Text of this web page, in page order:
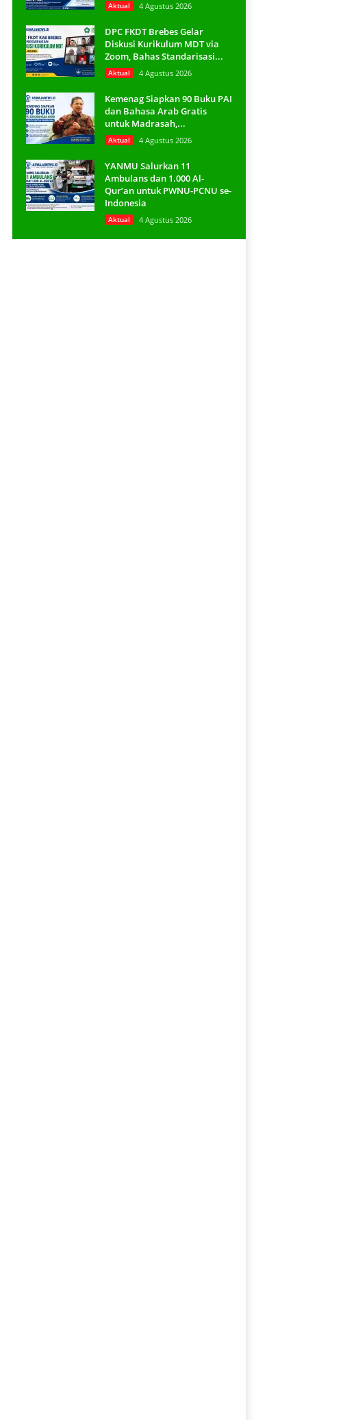
Aktual 4 Agustus 2026
DPC FKDT Brebes Gelar
Diskusi Kurikulum MDT via
Zoom, Bahas Standarisasi...
Aktual 4 Agustus 2026
Kemenag Siapkan 90 Buku PAI
dan Bahasa Arab Gratis
untuk Madrasah,...
Aktual 4 Agustus 2026
YANMU Salurkan 11
Ambulans dan 1.000 Al-
Qur’an untuk PWNU-PCNU se-
Indonesia
Aktual 4 Agustus 2026